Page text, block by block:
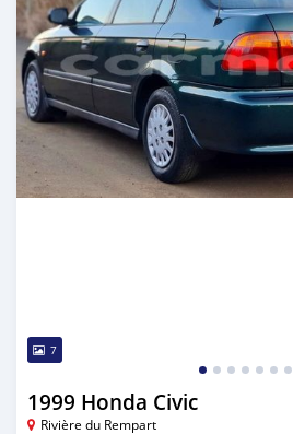
7
1999 Honda Civic
Rivière du Rempart